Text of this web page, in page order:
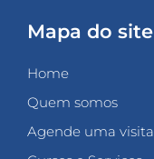
Mapa do site
Home
Quem somos
Agende uma visita